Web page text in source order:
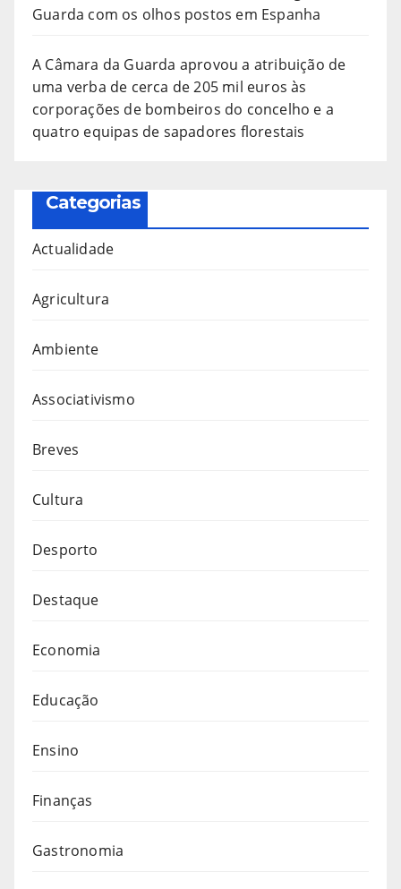
Guarda com os olhos postos em Espanha
A Câmara da Guarda aprovou a atribuição de
uma verba de cerca de 205 mil euros às
corporações de bombeiros do concelho e a
quatro equipas de sapadores florestais
Categorias
Actualidade
Agricultura
Ambiente
Associativismo
Breves
Cultura
Desporto
Destaque
Economia
Educação
Ensino
Finanças
Gastronomia